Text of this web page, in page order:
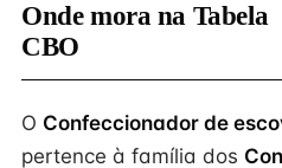
Onde mora na Tabela
CBO
O Confeccionador de
pertence à família dos